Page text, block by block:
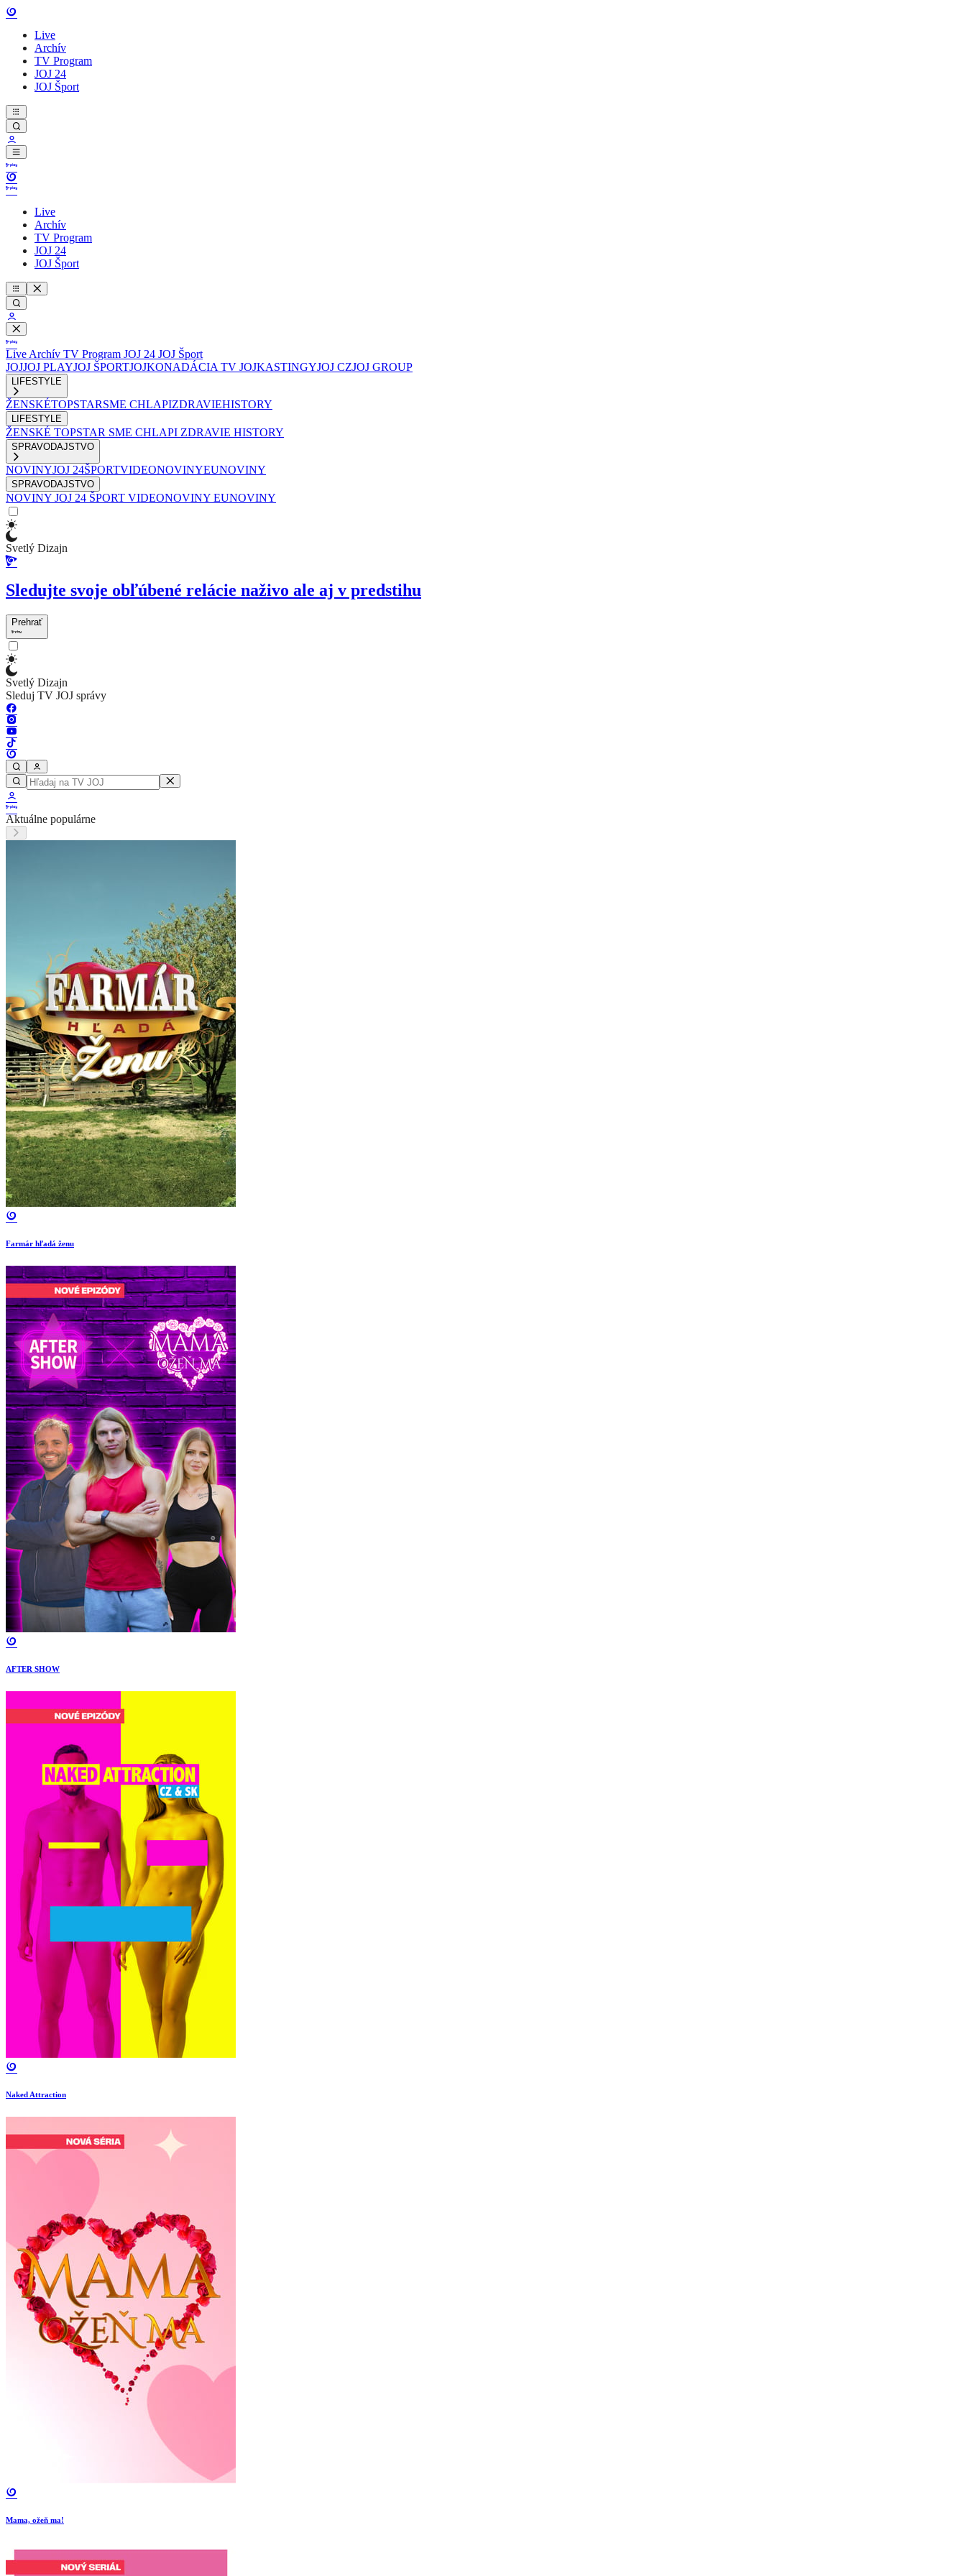
Live
Archív
TV Program
JOJ 24
JOJ Šport
Live
Archív
TV Program
JOJ 24
JOJ Šport
Live Archív TV Program JOJ 24 JOJ Šport
JOJJOJ PLAYJOJ ŠPORTJOJKONADÁCIA TV JOJKASTINGYJOJ CZJOJ GROUP
LIFESTYLE
ŽENSKÉTOPSTARSME CHLAPIZDRAVIEHISTORY
LIFESTYLE
ŽENSKÉ TOPSTAR SME CHLAPI ZDRAVIE HISTORY
SPRAVODAJSTVO
NOVINYJOJ 24ŠPORTVIDEONOVINYEUNOVINY
SPRAVODAJSTVO
NOVINY JOJ 24 ŠPORT VIDEONOVINY EUNOVINY
Svetlý Dizajn
Sledujte svoje obľúbené relácie naživo ale aj v predstihu
Prehrať
Svetlý Dizajn
Sleduj TV JOJ správy
Aktuálne populárne
Farmár hľadá ženu
AFTER SHOW
Naked Attraction
Mama, ožeň ma!